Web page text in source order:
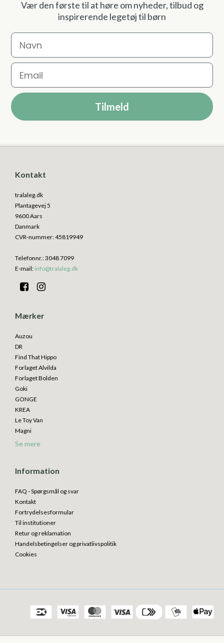
Vær den første til at høre om nyheder, tilbud og
inspirerende legetøj til børn
Navn
Email
Tilmeld
Kontakt
tralaleg.dk
Plantagevej 5
9600 Aars
Danmark
CVR-nummer:45819949
Telefonnr.:3048 7099
E-mail: info@tralaleg.dk
Mærker
Auzou
DR
Find That Hippo
Forlaget Alvilda
Forlaget Bolden
Goki
GONGE
KREA
Le Toy Van
Magni
Se mere
Information
FAQ - Spørgsmål og svar
Kontakt
Fortrydelsesformular
Til institutioner
Retur og reklamation
Handelsbetingelser og privatlivspolitik
Cookies